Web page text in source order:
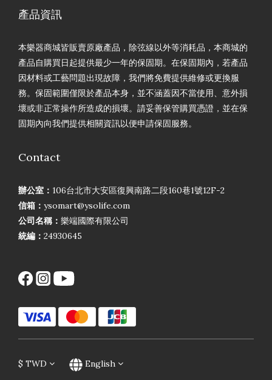
產品資訊
本樂器商城皆販賣原廠產品，除弦線以外等消耗品，本商城的
產品自購買日起提供最少一年的保固期。在保固期內，若產品
因材料或工藝問題出現故障，我們將免費提供維修或更換服
務。保固範圍僅限於產品本身，並不涵蓋因不當使用、意外損
壞或非正常操作所造成的損壞。請妥善保管購買憑證，並在保
固期內向我們提供相關資訊以便申請保固服務。
Contact
辦公室： 106台北市大安區復興南路二段160巷1號12F-2
信箱： ysomart@ysolife.com
公司名稱： 樂端國際有限公司
統編： 24930645
$ TWD English